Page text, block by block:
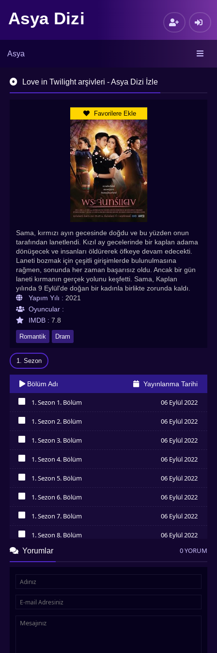
Asya Dizi
Asya
Love in Twilight arşivleri - Asya Dizi İzle
Favorilere Ekle
Sama, kırmızı ayın gecesinde doğdu ve bu yüzden onun
tarafından lanetlendi. Kızıl ay gecelerinde bir kaplan adama
dönüşecek ve insanları öldürerek öfkeye devam edecekti.
Laneti bozmak için çeşitli girişimlerde bulunulmasına
rağmen, sonunda her zaman başarısız oldu. Ancak bir gün
laneti kırmanın gerçek yolunu keşfetti. Sama, Kaplan
yılında 9 Eylül'de doğan bir kadınla birlikte zorunda kaldı.
Doğum yılı ve tarihi nedeniyle kaplan onu görse
öldürmezdi. Sonra bir gün Sama, Parichart ile tanıştı. Love
in Twilight Türkçe altyazılı izle! En çok izlenen Asya dizileri,
Hint dizileri, Çin dizileri, Kore dizileri, Tayland dizileri
Asyadiziizle’de
Yapım Yılı : 2021
Oyuncular :
IMDB : 7.8
Romantik Dram
1. Sezon
Bölüm Adı Yayınlanma Tarihi
1. Sezon 1. Bölüm 06 Eylül 2022
1. Sezon 2. Bölüm 06 Eylül 2022
1. Sezon 3. Bölüm 06 Eylül 2022
1. Sezon 4. Bölüm 06 Eylül 2022
1. Sezon 5. Bölüm 06 Eylül 2022
1. Sezon 6. Bölüm 06 Eylül 2022
1. Sezon 7. Bölüm 06 Eylül 2022
İzledim
1. Sezon 8. Bölüm 06 Eylül 2022
1. Sezon 9. Bölüm 06 Eylül 2022
İzledim
İzledim
İzledim
Yorumlar 0 YORUM